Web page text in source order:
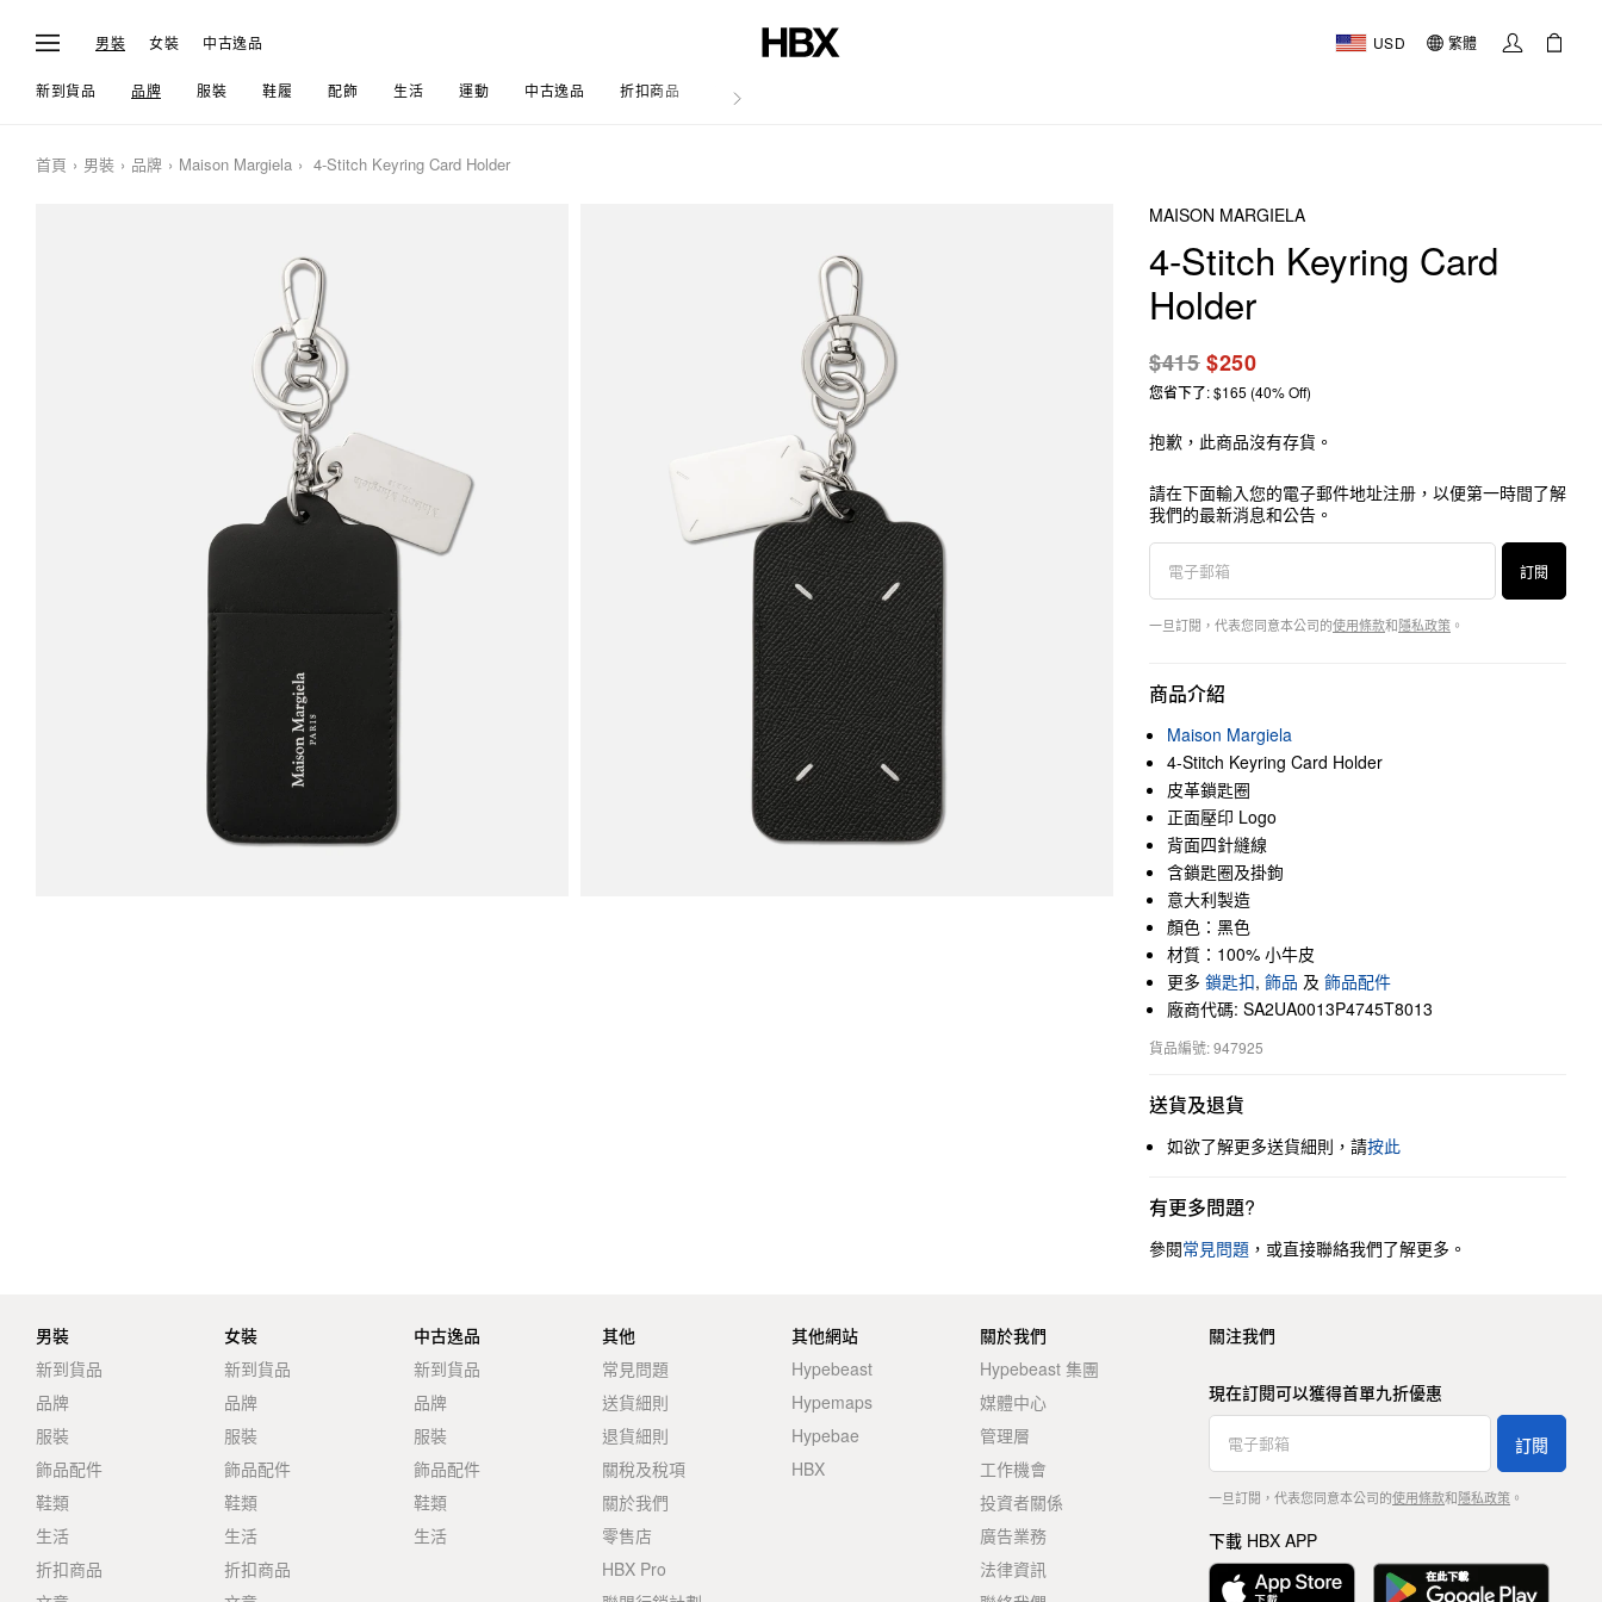
男裝 女裝 中古逸品 USD 繁體
新到貨品 品牌 服裝 鞋履 配飾 生活 運動 中古逸品 折扣商品 文章
首頁 男裝 品牌 Maison Margiela 4-Stitch Keyring Card Holder
MAISON MARGIELA
4-Stitch Keyring Card
Holder
$415$250
您省下了: $165 (40% Off)
抱歉，此商品沒有存貨。
請在下面輸入您的電子郵件地址注册，以便第一時間了解
我們的最新消息和公告。
訂閱
一旦訂閱，代表您同意本公司的使用條款和隱私政策 。
商品介紹
Maison Margiela
4-Stitch Keyring Card Holder
皮革鎖匙圈
正面壓印 Logo
背面四針縫線
含鎖匙圈及掛鉤
意大利製造
顏色：黑色
材質：100% 小牛皮
更多 鎖匙扣, 飾品 及 飾品配件
廠商代碼: SA2UA0013P4745T8013
貨品編號: 947925
送貨及退貨
如欲了解更多送貨細則，請按此
有更多問題?
參閱常見問題 ，或直接聯絡我們了解更多。
男裝
新到貨品
品牌
服裝
飾品配件
鞋類
生活
折扣商品
女裝
新到貨品
品牌
服裝
飾品配件
鞋類
生活
折扣商品
中古逸品
新到貨品
品牌
服裝
飾品配件
鞋類
生活
其他
常見問題
送貨細則
退貨細則
關稅及稅項
關於我們
零售店
HBX Pro
其他網站
Hypebeast
Hypemaps
Hypebae
HBX
關於我們
Hypebeast 集團
媒體中心
管理層
工作機會
投資者關係
廣告業務
法律資訊
關注我們
現在訂閱可以獲得首單九折優惠
訂閱
一旦訂閱，代表您同意本公司的使用條款和隱私政策。
下載 HBX APP